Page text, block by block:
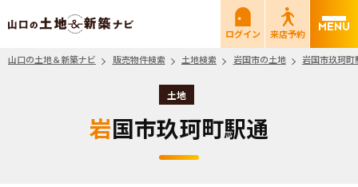
山口の土地＆新築ナビ
ログイン
来店予約
山口の土地＆新築ナビ
販売物件検索 土地検索 岩国市の土地 岩国市玖珂町
土地
岩国市玖珂町駅通